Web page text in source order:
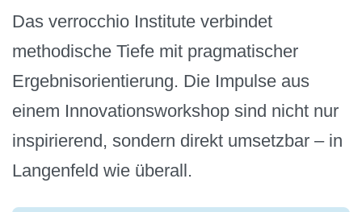
Das verrocchio Institute verbindet
methodische Tiefe mit pragmatischer
Ergebnisorientierung. Die Impulse aus
einem Innovationsworkshop sind nicht nur
inspirierend, sondern direkt umsetzbar – in
Langenfeld wie überall.